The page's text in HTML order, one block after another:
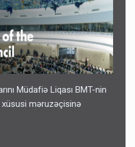
Müdafiə Liqası BMT-nin
xüsusi məruzəçisinə